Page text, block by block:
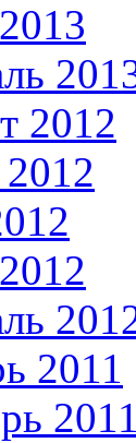
2012
2011
2011